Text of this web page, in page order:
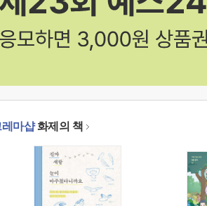
레마샵화제의 책